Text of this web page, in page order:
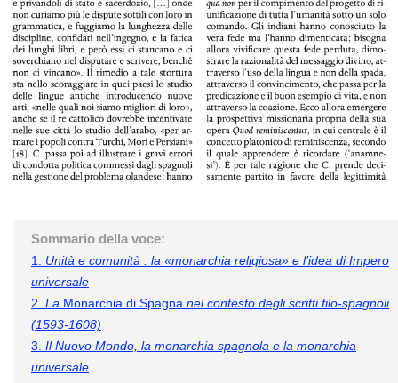
Sommario della voce:
1. Unità e comunità : la «monarchia religiosa» e l’idea di Impero
universale
2. La Monarchia di Spagna nel contesto degli scritti filo-spagnoli
(1593-1608)
3. Il Nuovo Mondo, la monarchia spagnola e la monarchia
universale